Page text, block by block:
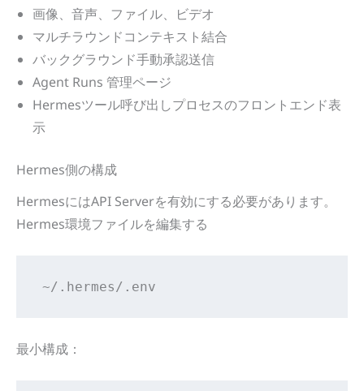
画像、音声、ファイル、ビデオ
マルチラウンドコンテキスト結合
バックグラウンド手動承認送信
Agent Runs 管理ページ
Hermesツール呼び出しプロセスのフロントエンド表
示
Hermes側の構成
HermesにはAPI Serverを有効にする必要があります。
Hermes環境ファイルを編集する
~/.hermes/.env
最小構成：